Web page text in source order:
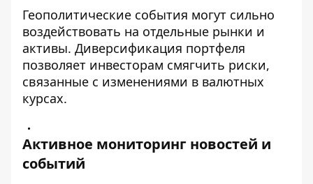
Геополитические события могут сильно
воздействовать на отдельные рынки и
активы. Диверсификация портфеля
позволяет инвесторам смягчить риски,
связанные с изменениями в валютных
курсах.
Активное мониторинг новостей и
событий